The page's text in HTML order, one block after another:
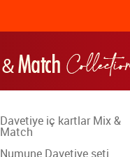
Davetiye iç kartlar Mix &
Match
Numune Davetiye seti